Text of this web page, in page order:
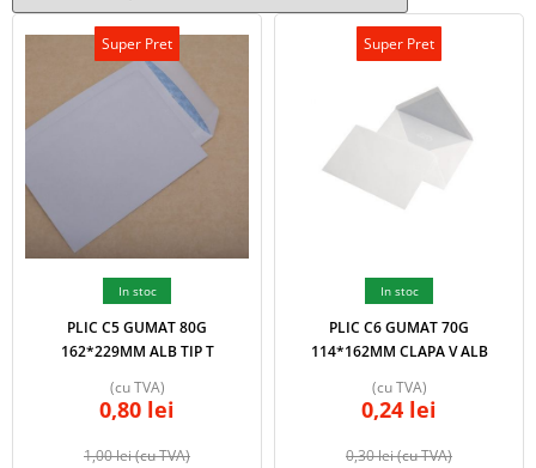
Super Pret
In stoc
PLIC C5 GUMAT 80G
162*229MM ALB TIP T
1,00lei(cu TVA)
0,80 lei
(cu TVA)
Super Pret
In stoc
PLIC C6 GUMAT 70G
114*162MM CLAPA V ALB
0,30lei(cu TVA)
0,24 lei
(cu TVA)